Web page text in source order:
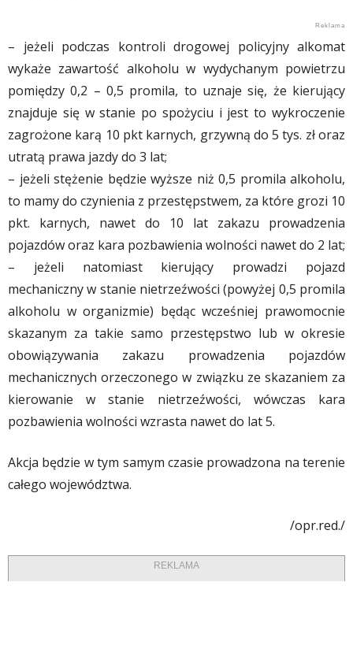
– jeżeli podczas kontroli drogowej policyjny alkomat
wykaże zawartość alkoholu w wydychanym powietrzu
pomiędzy 0,2 – 0,5 promila, to uznaje się, że kierujący
znajduje się w stanie po spożyciu i jest to wykroczenie
zagrożone karą 10 pkt karnych, grzywną do 5 tys. zł oraz
utratą prawa jazdy do 3 lat;
– jeżeli stężenie będzie wyższe niż 0,5 promila alkoholu,
to mamy do czynienia z przestępstwem, za które grozi 10
pkt. karnych, nawet do 10 lat zakazu prowadzenia
pojazdów oraz kara pozbawienia wolności nawet do 2 lat;
– jeżeli natomiast kierujący prowadzi pojazd
mechaniczny w stanie nietrzeźwości (powyżej 0,5 promila
alkoholu w organizmie) będąc wcześniej prawomocnie
skazanym za takie samo przestępstwo lub w okresie
obowiązywania zakazu prowadzenia pojazdów
mechanicznych orzeczonego w związku ze skazaniem za
kierowanie w stanie nietrzeźwości, wówczas kara
pozbawienia wolności wzrasta nawet do lat 5.
Akcja będzie w tym samym czasie prowadzona na terenie
całego województwa.
/opr.red./
REKLAMA